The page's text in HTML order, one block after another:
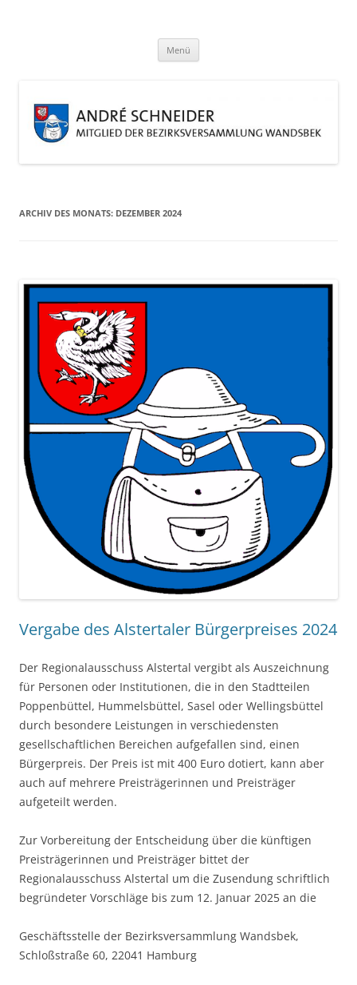
Menü
ARCHIV DES MONATS: DEZEMBER 2024
Vergabe des Alstertaler Bürgerpreises 2024
Der Regionalausschuss Alstertal vergibt als Auszeichnung
für Personen oder Institutionen, die in den Stadtteilen
Poppenbüttel, Hummelsbüttel, Sasel oder Wellingsbüttel
durch besondere Leistungen in verschiedensten
gesellschaftlichen Bereichen aufgefallen sind, einen
Bürgerpreis. Der Preis ist mit 400 Euro dotiert, kann aber
auch auf mehrere Preisträgerinnen und Preisträger
aufgeteilt werden.
Zur Vorbereitung der Entscheidung über die künftigen
Preisträgerinnen und Preisträger bittet der
Regionalausschuss Alstertal um die Zusendung schriftlich
begründeter Vorschläge bis zum 12. Januar 2025 an die
Geschäftsstelle der Bezirksversammlung Wandsbek,
Schloßstraße 60, 22041 Hamburg